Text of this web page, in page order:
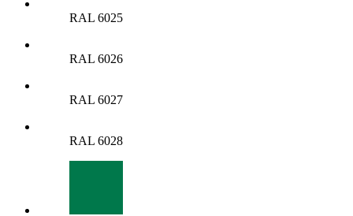
RAL 6025
RAL 6026
RAL 6027
RAL 6028